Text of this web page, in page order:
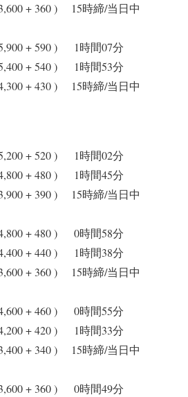
+ 360 ) 15時締/当日中
+ 590 ) 1時間07分
+ 540 ) 1時間53分
+ 430 ) 15時締/当日中
+ 520 ) 1時間02分
+ 480 ) 1時間45分
+ 390 ) 15時締/当日中
+ 480 ) 0時間58分
+ 440 ) 1時間38分
+ 360 ) 15時締/当日中
+ 460 ) 0時間55分
+ 420 ) 1時間33分
+ 340 ) 15時締/当日中
+ 360 ) 0時間49分